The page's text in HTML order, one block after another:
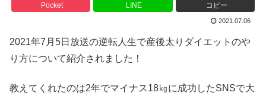
Pocket LINE コピー
2021.07.06
2021年7月5日放送の逆転人生で産後太りダイエットのや
り方について紹介されました！
教えてくれたのは2年でマイナス18㎏に成功したSNSで大